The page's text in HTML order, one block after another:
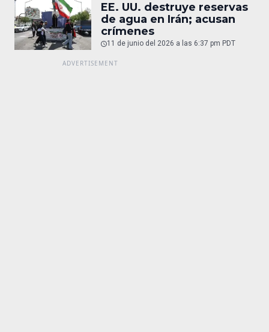
EE. UU. destruye reservas
de agua en Irán; acusan
crímenes
11 de junio del 2026 a las 6:37 pm PDT